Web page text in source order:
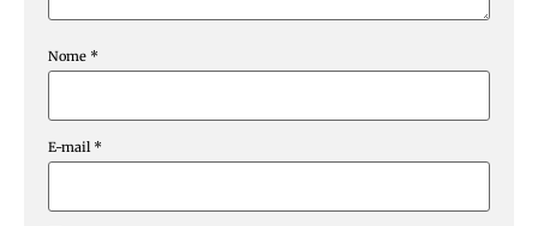
Nome *
E-mail *